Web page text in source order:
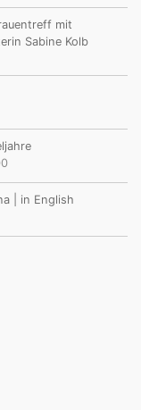
mit
Sabine Kolb
| in English